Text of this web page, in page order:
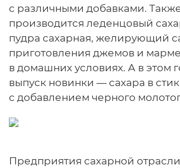
с различными добавками.
производится леденцовый
пудра сахарная, желирующий
приготовления джемов и
в домашних условиях. А в этом
выпуск новинки — сахара в
с добавлением черного
Предприятия сахарной